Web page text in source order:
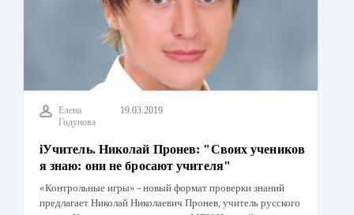
Елена
Годунова
19.03.2019
iУчитель. Николай Пронев: "Своих учеников
я знаю: они не бросают учителя"
«Контрольные игры» - новый формат проверки знаний
предлагает Николай Николаевич Пронев, учитель русского